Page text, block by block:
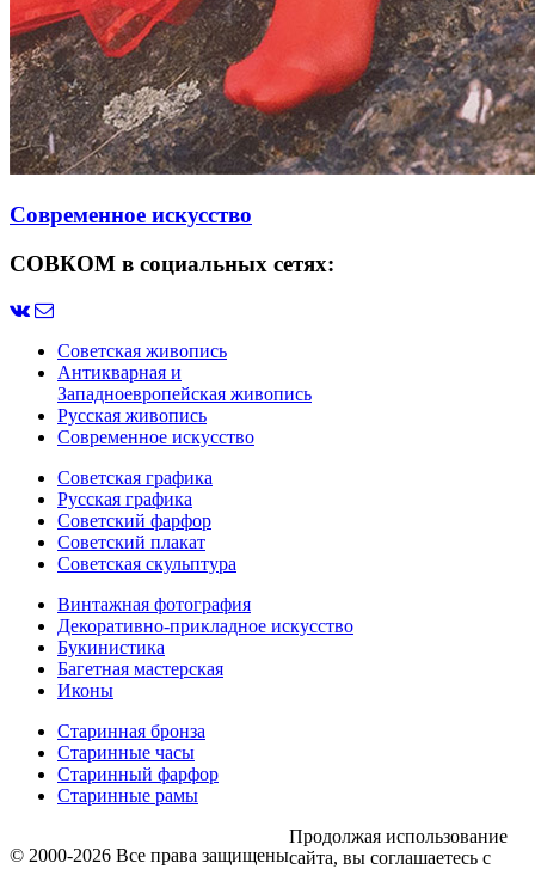
Современное искусство
СОВКОМ в социальных сетях:
Советская живопись
Антикварная и
Западноевропейская живопись
Русская живопись
Современное искусство
Советская графика
Русская графика
Советский фарфор
Советский плакат
Советская скульптура
Винтажная фотография
Декоративно-прикладное искусство
Букинистика
Багетная мастерская
Иконы
Старинная бронза
Старинные часы
Старинный фарфор
Старинные рамы
© 2000-2026 Все права защищены
Продолжая использование
сайта, вы соглашаетесь с